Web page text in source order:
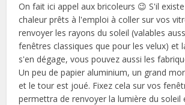
On fait ici appel aux bricoleurs 😉 S'il
chaleur prêts à l'emploi à coller sur vos
renvoyer les rayons du soleil (valables
fenêtres classiques que pour les velux) et
s'en dégage, vous pouvez aussi les
Un peu de papier aluminium, un grand
et le tour est joué. Fixez cela sur vos
permettra de renvoyer la lumière du soleil